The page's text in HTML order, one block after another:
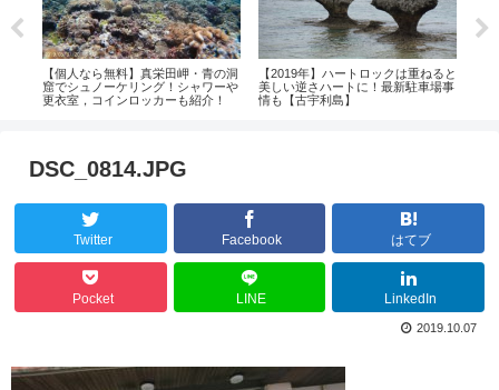
【個人なら無料】真栄田岬・青の洞
窟でシュノーケリング！シャワーや
更衣室，コインロッカーも紹介！
【2019年】ハートロックは重ねると
美しい逆さハートに！最新駐車場事
情も【古宇利島】
DSC_0814.JPG
Twitter Facebook はてブ
Pocket LINE LinkedIn
2019.10.07